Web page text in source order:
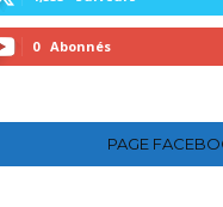
0 Abonnés
PAGE